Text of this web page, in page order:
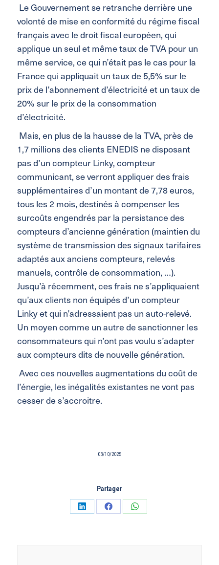
Le Gouvernement se retranche derrière une
volonté de mise en conformité du régime fiscal
français avec le droit fiscal européen, qui
applique un seul et même taux de TVA pour un
même service, ce qui n’était pas le cas pour la
France qui appliquait un taux de 5,5% sur le
prix de l’abonnement d’électricité et un taux de
20% sur le prix de la consommation
d’électricité.
Mais, en plus de la hausse de la TVA, près de
1,7 millions des clients ENEDIS ne disposant
pas d’un compteur Linky, compteur
communicant, se verront appliquer des frais
supplémentaires d’un montant de 7,78 euros,
tous les 2 mois, destinés à compenser les
surcoûts engendrés par la persistance des
compteurs d’ancienne génération (maintien du
système de transmission des signaux tarifaires
adaptés aux anciens compteurs, relevés
manuels, contrôle de consommation, …).
Jusqu’à récemment, ces frais ne s’appliquaient
qu’aux clients non équipés d’un compteur
Linky et qui n’adressaient pas un auto-relevé.
Un moyen comme un autre de sanctionner les
consommateurs qui n’ont pas voulu s’adapter
aux compteurs dits de nouvelle génération.
Avec ces nouvelles augmentations du coût de
l’énergie, les inégalités existantes ne vontpas
cesser de s’accroitre.
03/10/2025
Partager
PartagerPartagerPartager